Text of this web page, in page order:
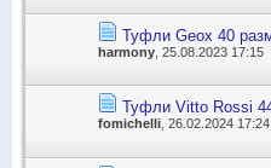
Туфли Geox 40
harmony , 25.08.2023 17:15
Туфли Vitto Rossi
fomichelli , 26.02.2024 17:24